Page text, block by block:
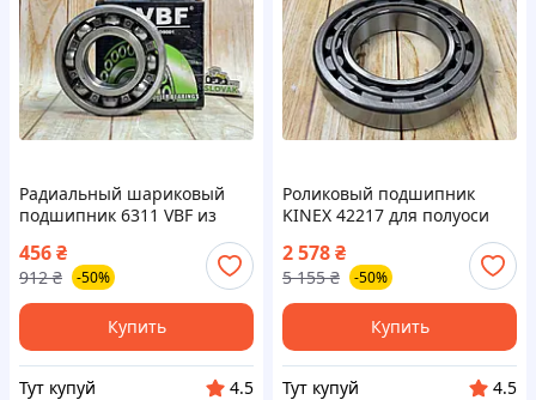
Радиальный шариковый
подшипник 6311 VBF из
работы механизмов
456₴
912 ₴ -50%
Купить
Тут купуй
4.5
Роликовый подшипник
KINEX 42217 для полуоси
МТЗ обеспечит надежность
и долговечность работы
2 578₴
5 155 ₴ -50%
Купить
Тут купуй
4.5